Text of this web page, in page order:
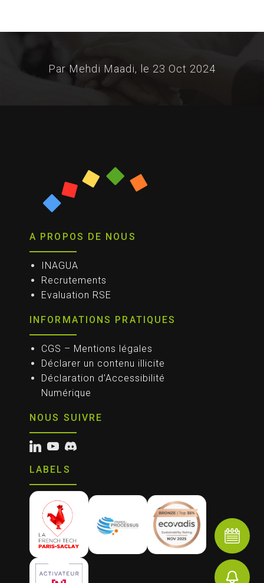
Par Mehdi Maadi, le 23 Oct 2024
A PROPOS DE NOUS
INAGUA
Recrutements
Evaluation RSE
INFORMATIONS PRATIQUES
CGS – Mentions légales
Déclarer un contenu illicite
Déclaration d’Accessibilité
Numérique
NOUS SUIVRE
LABELS